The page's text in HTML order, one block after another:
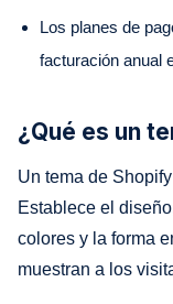
Los planes de
facturación anual
¿Qué es un
Un tema de
Establece el
colores y la forma
muestran a los